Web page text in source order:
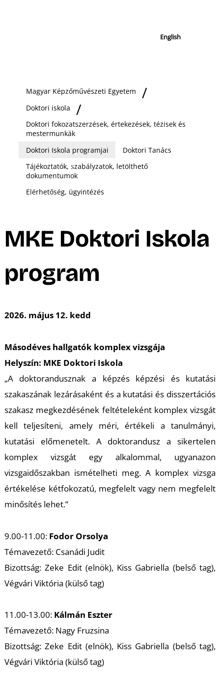
English
Magyar Képzőművészeti Egyetem
Doktori iskola
Doktori fokozatszerzések, értekezések, tézisek és
mestermunkák
Doktori Iskola programjai
Doktori Tanács
Tájékoztatók, szabályzatok, letölthető
dokumentumok
Elérhetőség, ügyintézés
MKE Doktori Iskola
program
2026. május 12. kedd
Másodéves hallgatók komplex vizsgája
Helyszín: MKE Doktori Iskola
„A doktorandusznak a képzés képzési és kutatási
szakaszának lezárásaként és a kutatási és disszertációs
szakasz megkezdésének feltételeként komplex vizsgát
kell teljesíteni, amely méri, értékeli a tanulmányi,
kutatási előmenetelt. A doktorandusz a sikertelen
komplex vizsgát egy alkalommal, ugyanazon
vizsgaidőszakban ismételheti meg. A komplex vizsga
értékelése kétfokozatú, megfelelt vagy nem megfelelt
minősítés lehet.”
9.00-11.00: Fodor Orsolya
Témavezető: Csanádi Judit
Bizottság: Zeke Edit (elnök), Kiss Gabriella (belső tag),
Végvári Viktória (külső tag)
11.00-13.00: Kálmán Eszter
Témavezető: Nagy Fruzsina
Bizottság: Zeke Edit (elnök), Kiss Gabriella (belső tag),
Végvári Viktória (külső tag)